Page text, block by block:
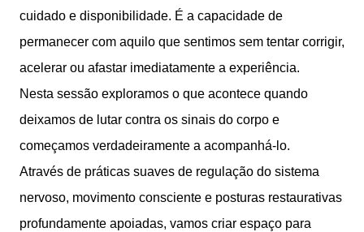
cuidado e disponibilidade. É a capacidade de
permanecer com aquilo que sentimos sem tentar corrigir,
acelerar ou afastar imediatamente a experiência.
Nesta sessão exploramos o que acontece quando
deixamos de lutar contra os sinais do corpo e
começamos verdadeiramente a acompanhá-lo.
Através de práticas suaves de regulação do sistema
nervoso, movimento consciente e posturas restaurativas
profundamente apoiadas, vamos criar espaço para